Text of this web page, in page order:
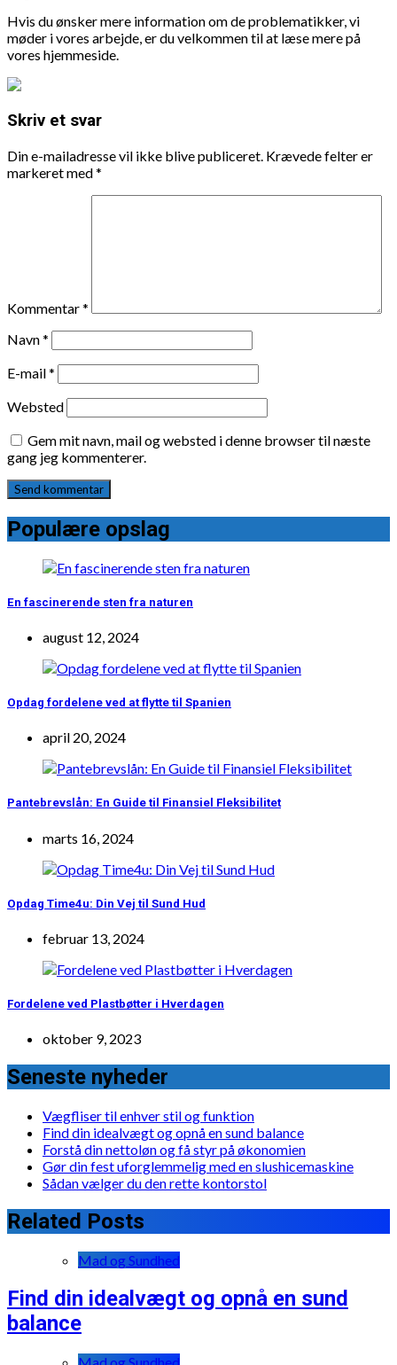
Hvis du ønsker mere information om de problematikker, vi
møder i vores arbejde, er du velkommen til at læse mere på
vores hjemmeside.
Skriv et svar
Din e-mailadresse vil ikke blive publiceret. Krævede felter er
markeret med*
Kommentar*
Navn*
E-mail*
Websted
Gem mit navn, mail og websted i denne browser til næste
gang jeg kommenterer.
Populære opslag
En fascinerende sten fra naturen
august 12, 2024
Opdag fordelene ved at flytte til Spanien
april 20, 2024
Pantebrevslån: En Guide til Finansiel Fleksibilitet
marts 16, 2024
Opdag Time4u: Din Vej til Sund Hud
februar 13, 2024
Fordelene ved Plastbøtter i Hverdagen
oktober 9, 2023
Seneste nyheder
Vægfliser til enhver stil og funktion
Find din idealvægt og opnå en sund balance
Forstå din nettoløn og få styr på økonomien
Gør din fest uforglemmelig med en slushicemaskine
Sådan vælger du den rette kontorstol
Related Posts
Mad og Sundhed
Find din idealvægt og opnå en sund
balance